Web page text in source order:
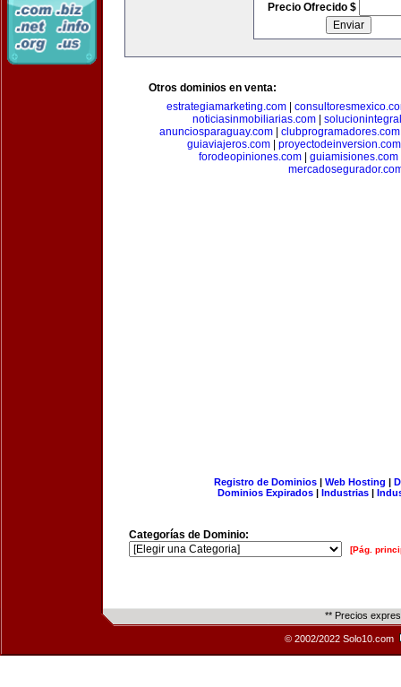
Precio Ofrecido $
Otros dominios en venta:
estrategiamarketing.com|
noticiasinmobiliarias.com
anunciosparaguay.com
clubprogramadores.com
guiaviajeros.com| proyectodeinversion.com
forodeopiniones.com
guiamisiones.com
Registro de Dominios| Web Hosting |
Dominios Expirados | Industrias |
Categorías de Dominio:
[Pág.
** Precios
© 2002/2022 Solo10.com